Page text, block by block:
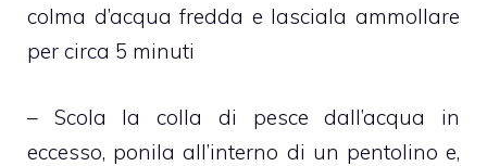
colma d’acqua fredda e lasciala ammollare
per circa 5 minuti
– Scola la colla di pesce dall’acqua in
eccesso, ponila all’interno di un pentolino e,